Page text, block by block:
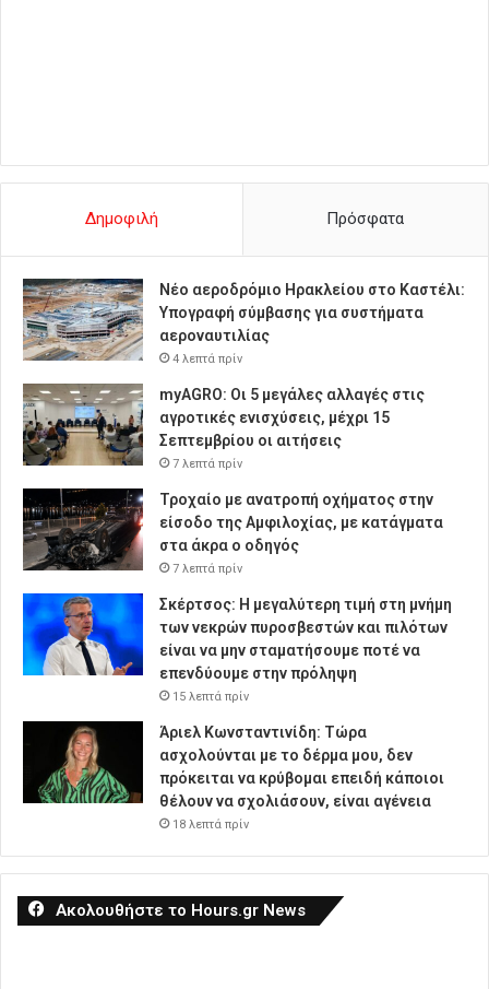
Δημοφιλή Πρόσφατα
Νέο αεροδρόμιο Ηρακλείου στο Καστέλι:
Υπογραφή σύμβασης για συστήματα
αεροναυτιλίας
4 λεπτά πρίν
myAGRO: Οι 5 μεγάλες αλλαγές στις
αγροτικές ενισχύσεις, μέχρι 15
Σεπτεμβρίου οι αιτήσεις
7 λεπτά πρίν
Τροχαίο με ανατροπή οχήματος στην
είσοδο της Αμφιλοχίας, με κατάγματα
στα άκρα ο οδηγός
7 λεπτά πρίν
Σκέρτσος: Η μεγαλύτερη τιμή στη μνήμη
των νεκρών πυροσβεστών και πιλότων
είναι να μην σταματήσουμε ποτέ να
επενδύουμε στην πρόληψη
15 λεπτά πρίν
Άριελ Κωνσταντινίδη: Τώρα
ασχολούνται με το δέρμα μου, δεν
πρόκειται να κρύβομαι επειδή κάποιοι
θέλουν να σχολιάσουν, είναι αγένεια
18 λεπτά πρίν
Ακολουθήστε το Hours.gr News